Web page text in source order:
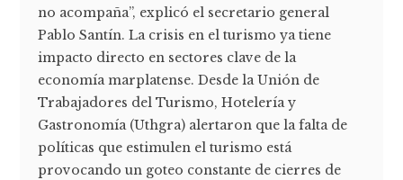
no acompaña”, explicó el secretario general
Pablo Santín. La crisis en el turismo ya tiene
impacto directo en sectores clave de la
economía marplatense. Desde la Unión de
Trabajadores del Turismo, Hotelería y
Gastronomía (Uthgra) alertaron que la falta de
políticas que estimulen el turismo está
provocando un goteo constante de cierres de